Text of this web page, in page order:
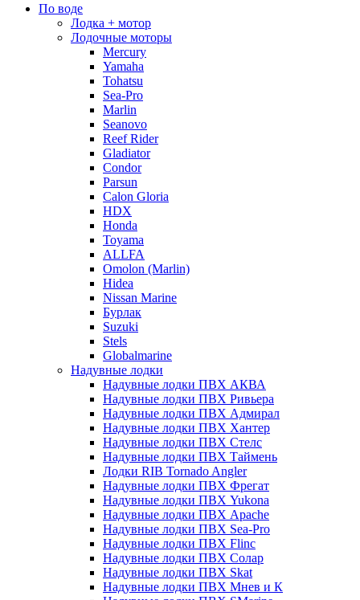
По воде
Лодка + мотор
Лодочные моторы
Mercury
Yamaha
Tohatsu
Sea-Pro
Marlin
Seanovo
Reef Rider
Gladiator
Condor
Parsun
Calon Gloria
HDX
Honda
Toyama
ALLFA
Omolon (Marlin)
Hidea
Nissan Marine
Бурлак
Suzuki
Stels
Globalmarine
Надувные лодки
Надувные лодки ПВХ АКВА
Надувные лодки ПВХ Ривьера
Надувные лодки ПВХ Адмирал
Надувные лодки ПВХ Хантер
Надувные лодки ПВХ Стелс
Надувные лодки ПВХ Таймень
Лодки RIB Tornado Angler
Надувные лодки ПВХ Фрегат
Надувные лодки ПВХ Yukona
Надувные лодки ПВХ Apache
Надувные лодки ПВХ Sea-Pro
Надувные лодки ПВХ Flinc
Надувные лодки ПВХ Солар
Надувные лодки ПВХ Skat
Надувные лодки ПВХ Мнев и К